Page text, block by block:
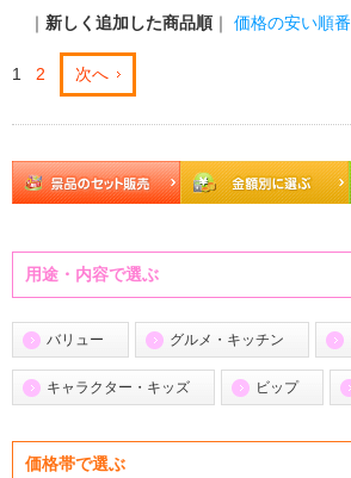
｜ 新しく追加した商品順 ｜ 価格の安い順番
1 2 次へ
用途・内容で選ぶ
バリュー グルメ・キッチン
キャラクター・キッズ ビップ
価格帯で選ぶ